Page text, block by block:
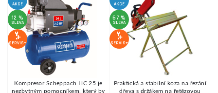
AKCE
12 %
SLEVA
SERVIS+
Kompresor Scheppach HC 25 je
nezbytným pomocníkem, který by
AKCE
67 %
SLEVA
SERVIS+
Praktická a stabilní koza na řezání
dřeva s držákem na řetězovou